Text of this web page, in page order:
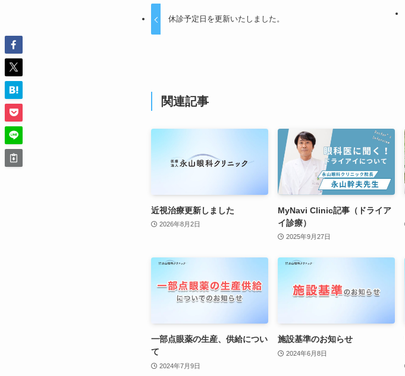
休診予定日を更新いたしました。
関連記事
近視治療更新しました
2026年8月2日
MyNavi Clinic記事（ドライア
イ診療）
2025年9月27日
一部点眼薬の生産、供給につい
て
2024年7月9日
施設基準のお知らせ
2024年6月8日